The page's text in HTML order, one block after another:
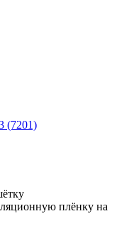
(7201)
плёнку на